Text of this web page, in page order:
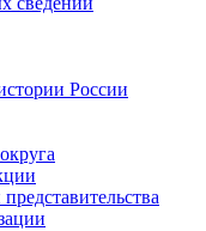
России